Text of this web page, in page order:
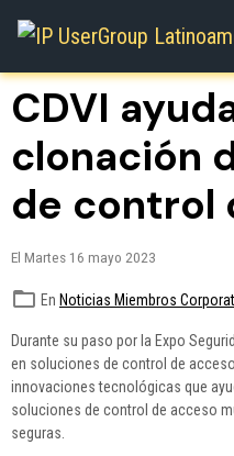
CDVI
clonación
de control
El Martes 16 mayo 2023
En Noticias Miembros
Durante su paso por la Expo
en soluciones de control de
innovaciones tecnológicas que
soluciones de control de acceso
seguras.